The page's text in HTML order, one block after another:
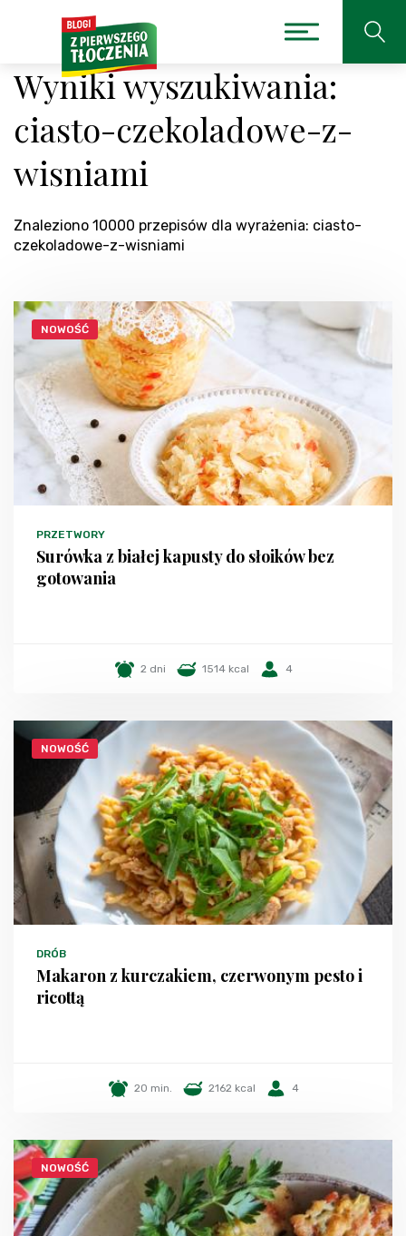
Wyniki wyszukiwania:
ciasto-czekoladowe-z-
wisniami
Znaleziono 10000 przepisów dla wyrażenia: ciasto-
czekoladowe-z-wisniami
NOWOŚĆ
PRZETWORY
Surówka z białej kapusty do słoików bez
gotowania
2 dni 1514 kcal 4
NOWOŚĆ
DRÓB
Makaron z kurczakiem, czerwonym pesto i
ricottą
20 min. 2162 kcal 4
NOWOŚĆ